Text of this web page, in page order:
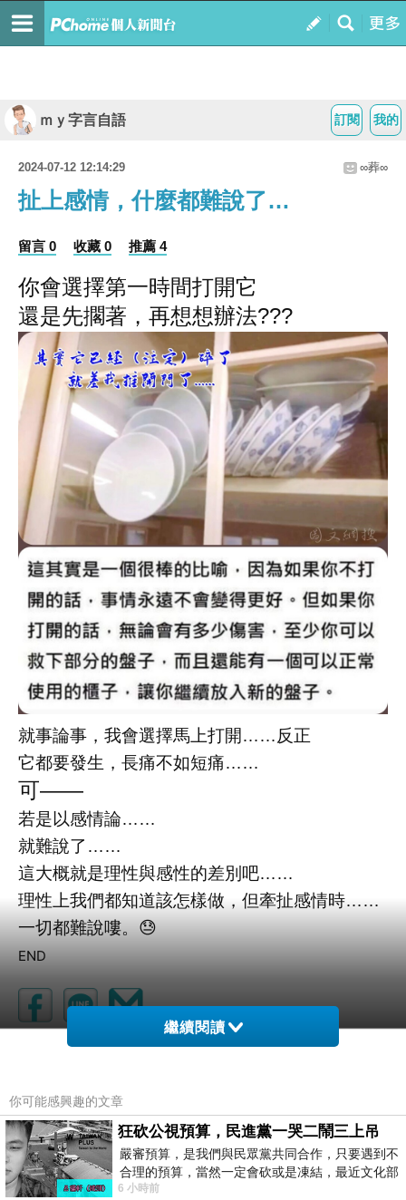
我的
訂閱
ｍｙ字言自語
2024-07-12 12:14:29 ∞葬∞
扯上感情，什麼都難說了…
留言 0 收藏 0 推薦 4
你會選擇第一時間打開它
還是先擱著，再想想辦法???
就事論事，我會選擇馬上打開……反正
它都要發生，長痛不如短痛……
可——
若是以感情論……
就難說了……
這大概就是理性與感性的差別吧……
理性上我們都知道該怎樣做，但牽扯感情時……
一切都難說嘍。😓
END
下一篇：氣死！
繼續閱讀
你可能感興趣的文章
狂砍公視預算，民進黨一哭二鬧三上吊
嚴審預算，是我們與民眾黨共同合作，只要遇到不
合理的預算，當然一定會砍或是凍結，最近文化部
要編列公視和Taiwan plus預算，在110年
6 小時前